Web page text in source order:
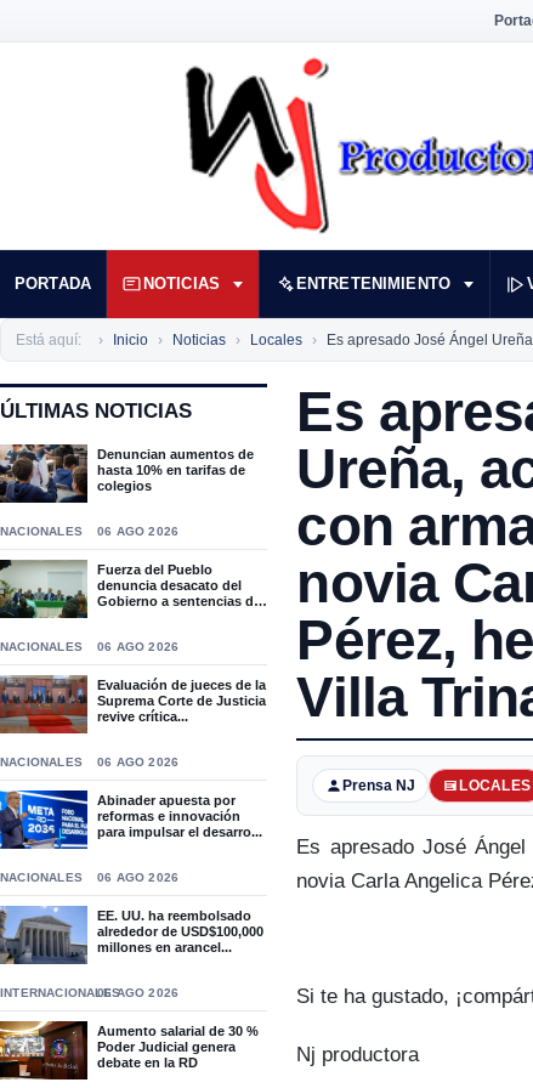
PORTADA NOTICIAS ENTRETENIMIENTO
Está aquí: Inicio Noticias Locales Es apresado José Ángel
ÚLTIMAS NOTICIAS
Denuncian aumentos de
hasta 10% en tarifas de
colegios
NACIONALES 06 AGO 2026
Fuerza del Pueblo
denuncia desacato del
Gobierno a sentencias del
NACIONALES 06 AGO 2026
Evaluación de jueces de la
Suprema Corte de Justicia
revive crítica...
NACIONALES 06 AGO 2026
Abinader apuesta por
reformas e innovación
para impulsar el desarro...
NACIONALES 06 AGO 2026
EE. UU. ha reembolsado
alrededor de USD$100,000
millones en arancel...
INTERNACIONALES06 AGO 2026
Aumento salarial de 30 %
Poder Judicial genera
debate en la RD
Es
Ureña,
con
novia
Pérez,
Villa
Prensa NJ LOCALES
Es apresado José
novia Carla Angelica
Si te ha gustado,
Nj productora